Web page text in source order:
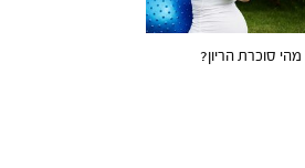
מהי סוכרת הריון?